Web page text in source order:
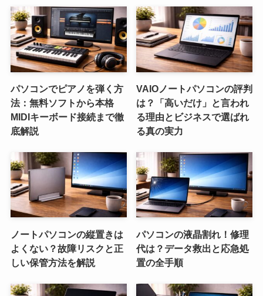
パソコンでピアノを弾く方
法：無料ソフトから本格
MIDIキーボード接続まで徹
底解説
VAIOノートパソコンの評判
は？「高いだけ」と言われ
る理由とビジネスで選ばれ
る真の実力
ノートパソコンの縦置きは
よくない？故障リスクと正
しい保管方法を解説
パソコンの液晶割れ！修理
代は？データ救出と応急処
置の全手順